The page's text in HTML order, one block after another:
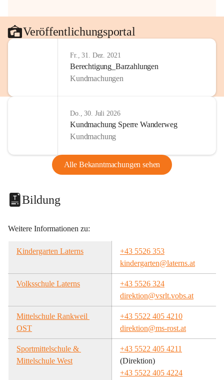
Veröffentlichungsportal
Fr., 31. Dez. 2021
Berechtigung_Barzahlungen
Kundmachungen
Do., 30. Juli 2026
Kundmachung Sperre Wanderweg
Kundmachung
Alle Bekanntmachungen sehen
Bildung
Weitere Informationen zu:
Kindergarten Laterns
+43 5526 353
kindergarten@laterns.at
Volksschule Laterns
+43 5526 324
direktion@vsrlt.vobs.at
Mittelschule Rankweil
OST
+43 5522 405 4210
direktion@ms-rost.at
Sportmittelschule &
Mittelschule West
+43 5522 405 4211
(Direktion)
+43 5522 405 4224